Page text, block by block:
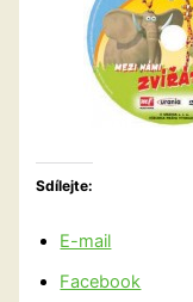
Sdílejte:
E-mail
Facebook